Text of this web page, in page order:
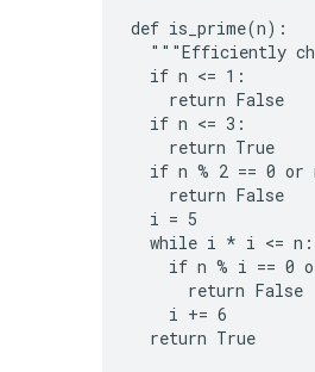
def is_prime(n):
"""Efficiently
  if n <= 1:
    return False
  if n <= 3:
    return True
if n % 2 == 0 or
    return False
  i = 5
  while i * i <= n:
if n % i == 0
      return False
    i += 6
  return True